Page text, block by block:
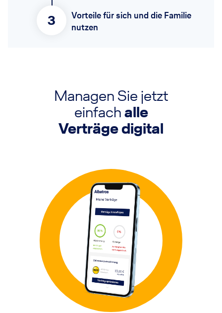
3
Vorteile für sich und die Familie
nutzen
Managen Sie jetzt
einfachalle
Verträge digital